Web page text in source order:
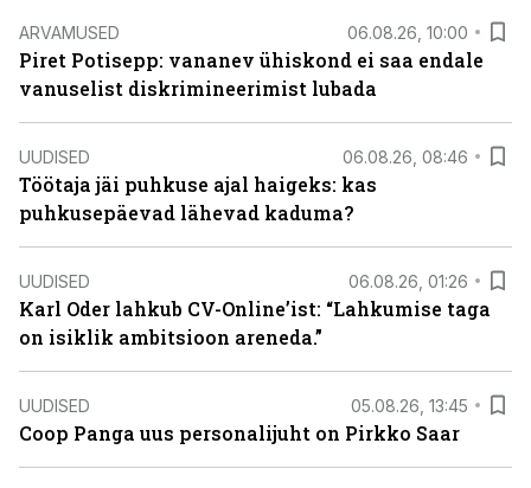
ARVAMUSED 06.08.26, 10:00
Piret Potisepp: vananev ühiskond ei saa endale
vanuselist diskrimineerimist lubada
UUDISED 06.08.26, 08:46
Töötaja jäi puhkuse ajal haigeks: kas
puhkusepäevad lähevad kaduma?
UUDISED 06.08.26, 01:26
Karl Oder lahkub CV-Online’ist: “Lahkumise taga
on isiklik ambitsioon areneda.”
UUDISED 05.08.26, 13:45
Coop Panga uus personalijuht on Pirkko Saar